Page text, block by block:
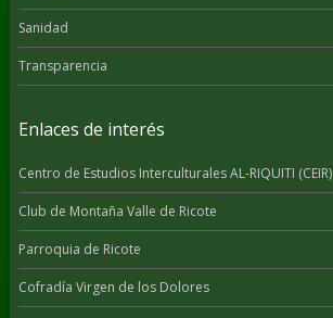
Sanidad
Transparencia
Enlaces de interés
Centro de Estudios Interculturales AL-RIQUITI (CEIR)
Club de Montaña Valle de Ricote
Parroquia de Ricote
Cofradía Virgen de los Dolores